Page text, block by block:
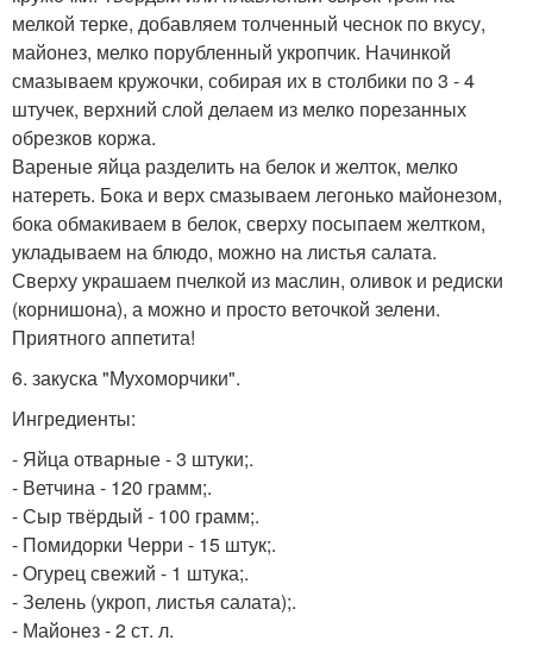
мелкой терке, добавляем толченный чеснок по вкусу,
майонез, мелко порубленный укропчик. Начинкой
смазываем кружочки, собирая их в столбики по 3 - 4
штучек, верхний слой делаем из мелко порезанных
обрезков коржа.
Вареные яйца разделить на белок и желток, мелко
натереть. Бока и верх смазываем легонько майонезом,
бока обмакиваем в белок, сверху посыпаем желтком,
укладываем на блюдо, можно на листья салата.
Сверху украшаем пчелкой из маслин, оливок и редиски
(корнишона), а можно и просто веточкой зелени.
Приятного аппетита!
6. закуска "Мухоморчики".
Ингредиенты:
- Яйца отварные - 3 штуки;.
- Ветчина - 120 грамм;.
- Сыр твёрдый - 100 грамм;.
- Помидорки Черри - 15 штук;.
- Огурец свежий - 1 штука;.
- Зелень (укроп, листья салата);.
- Майонез - 2 ст. л.